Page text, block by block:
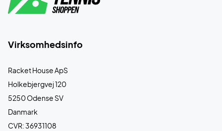
Virksomhedsinfo
Racket House ApS
Holkebjergvej 120
5250 Odense SV
Danmark
CVR: 36931108